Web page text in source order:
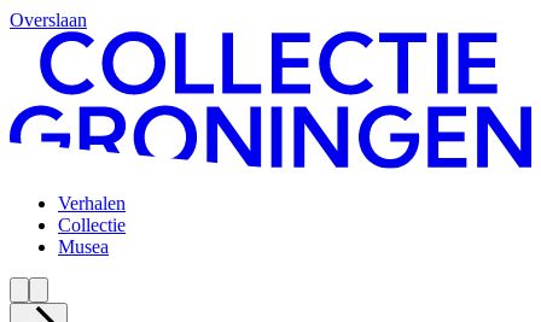
Overslaan
Verhalen
Collectie
Musea